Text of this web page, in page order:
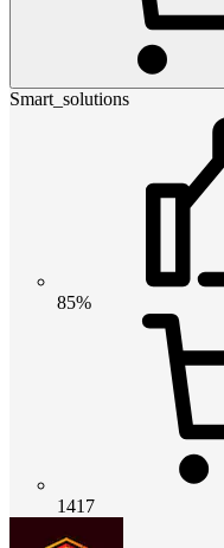
Smart_solutions
85%
1417